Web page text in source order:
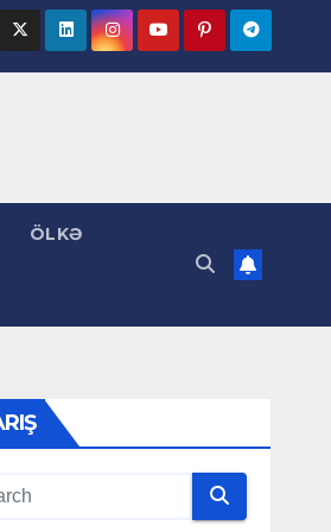
ÖLKƏ